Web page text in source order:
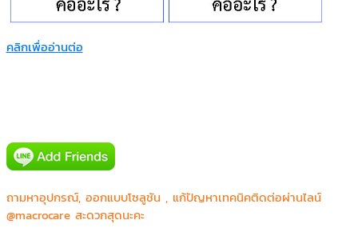
คลิกเพื่ออ่านต่อ
ถามหาอุปกรณ์, ออกแบบโซลูชัน , แก้ปัญหาเทคนิคติดต่อผ่านไลน์
@macrocare สะดวกสุดนะคะ
Major Bowl Group
Panasonic Automotive Systems Asia Pacific Co.,Ltd.
คณะทันตแพทยศาสตร์ ม.ธรรมศาสตร์ ศูนย์รังสิต
คณะเทคโนโลยีการเกษตร สถาบันพระจอมเกล้าเจ้าคุณทหารลาดกระบัง